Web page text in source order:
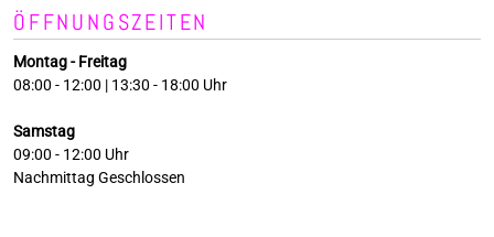
ÖFFNUNGSZEITEN
Montag - Freitag
08:00 - 12:00 | 13:30 - 18:00 Uhr
Samstag
09:00 - 12:00 Uhr
Nachmittag Geschlossen